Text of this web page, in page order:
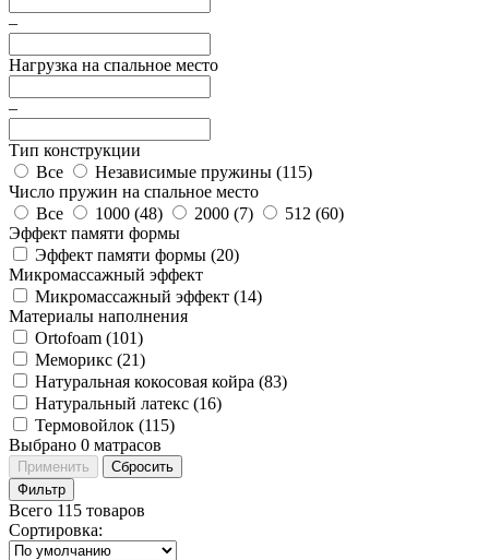
–
Нагрузка на спальное место
–
Тип конструкции
Все
Независимые пружины (115)
Число пружин на спальное место
Все
1000 (48) 2000 (7) 512 (60)
Эффект памяти формы
Эффект памяти формы (20)
Микромассажный эффект
Микромассажный эффект (14)
Материалы наполнения
Ortofoam (101)
Меморикс (21)
Натуральная кокосовая койра (83)
Натуральный латекс (16)
Термовойлок (115)
Выбрано 0 матрасов
Применить
Сбросить
Фильтр
Всего 115 товаров
Сортировка: